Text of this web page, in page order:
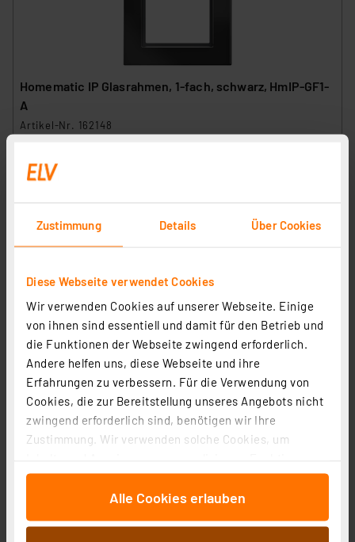
Zustimmung Details Über Cookies
Diese Webseite verwendet Cookies
Wir verwenden Cookies auf unserer Webseite. Einige
von ihnen sind essentiell und damit für den Betrieb und
die Funktionen der Webseite zwingend erforderlich.
Andere helfen uns, diese Webseite und ihre
Erfahrungen zu verbessern. Für die Verwendung von
Cookies, die zur Bereitstellung unseres Angebots nicht
zwingend erforderlich sind, benötigen wir Ihre
Zustimmung. Wir verwenden solche Cookies, um
für soziale Medien anbieten zu können und die Zugriffe
auf unsere Website zu analysieren. Außerdem geben
an unsere Partner für soziale Medien, Werbung und
Alle Cookies erlauben
Homematic IP Glasrahmen, 1-fach, schwarz, HmIP-GF1-
A
Artikel-Nr. 162148
Homematic IP Glasrahmen, 1-fach, weiß, HmIP-GF1
Artikel-Nr. 162145
Informationen zu Versandkosten